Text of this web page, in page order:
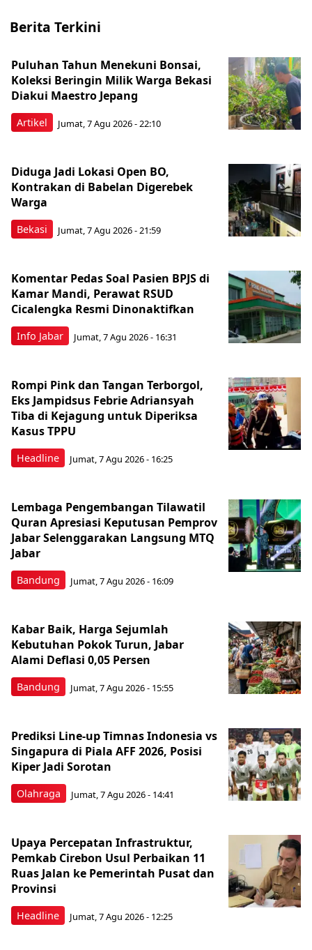
Berita Terkini
Artikel
Puluhan Tahun Menekuni Bonsai,
Koleksi Beringin Milik Warga Bekasi
Diakui Maestro Jepang
Jumat, 7 Agu 2026 - 22:10
Bekasi
Diduga Jadi Lokasi Open BO,
Kontrakan di Babelan Digerebek
Warga
Jumat, 7 Agu 2026 - 21:59
Info Jabar
Komentar Pedas Soal Pasien BPJS di
Kamar Mandi, Perawat RSUD
Cicalengka Resmi Dinonaktifkan
Jumat, 7 Agu 2026 - 16:31
Headline
Rompi Pink dan Tangan Terborgol,
Eks Jampidsus Febrie Adriansyah
Tiba di Kejagung untuk Diperiksa
Kasus TPPU
Jumat, 7 Agu 2026 - 16:25
Bandung
Lembaga Pengembangan Tilawatil
Quran Apresiasi Keputusan Pemprov
Jabar Selenggarakan Langsung MTQ
Jabar
Jumat, 7 Agu 2026 - 16:09
Bandung
Kabar Baik, Harga Sejumlah
Kebutuhan Pokok Turun, Jabar
Alami Deflasi 0,05 Persen
Jumat, 7 Agu 2026 - 15:55
Olahraga
Prediksi Line-up Timnas Indonesia vs
Singapura di Piala AFF 2026, Posisi
Kiper Jadi Sorotan
Jumat, 7 Agu 2026 - 14:41
Headline
Upaya Percepatan Infrastruktur,
Pemkab Cirebon Usul Perbaikan 11
Ruas Jalan ke Pemerintah Pusat dan
Provinsi
Jumat, 7 Agu 2026 - 12:25